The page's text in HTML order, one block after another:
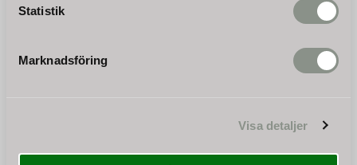
Statistik
Marknadsföring
Visa detaljer
kombi, bensin + el, 22T,
62cm